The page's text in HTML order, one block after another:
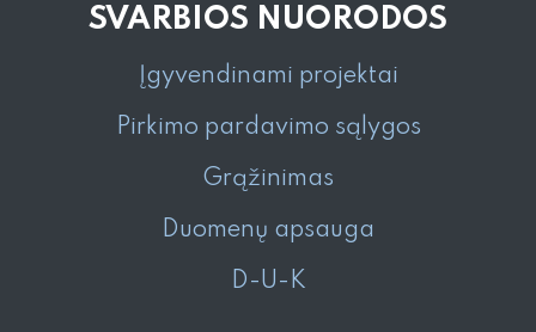
SVARBIOS NUORODOS
Įgyvendinami projektai
Pirkimo pardavimo sąlygos
Grąžinimas
Duomenų apsauga
D-U-K